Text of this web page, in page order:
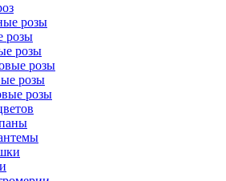
розы
розы
розы
розы
розы
розы